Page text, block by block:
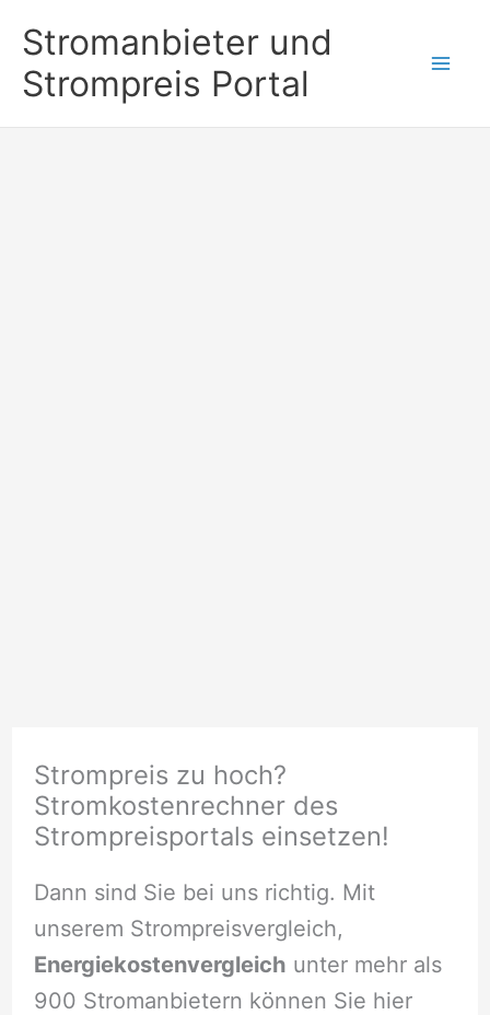
Inhalt
springen
Stromanbieter und
Strompreis Portal
Strompreis zu hoch?
Stromkostenrechner des
Strompreisportals einsetzen!
Dann sind Sie bei uns richtig. Mit
unserem Strompreisvergleich,
Energiekostenvergleich unter mehr als
900 Stromanbietern können Sie hier